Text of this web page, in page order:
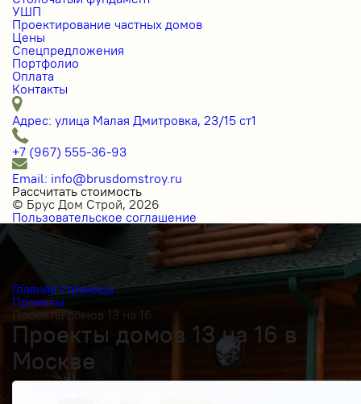
УШП
Проектирование частных домов
Цены
Спецпредложения
Портфолио
Оплата
Контакты
Адрес: улица Малая Дмитровка, 23/15 ст1
+7 (967) 555-36-93
Email: info@brusdomstroy.ru
Рассчитать стоимость
© Брус Дом Строй, 2026
Пользовательское соглашение
Главная страница
Проекты
Проекты домов 13 на 16
Проекты домов 13 на 16 в
Москве
Получить косультацию